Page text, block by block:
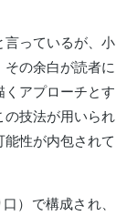
っているが、小
の余白が読者に
アプローチとす
の技法が用いられ
性が内包されて
）で構成され、